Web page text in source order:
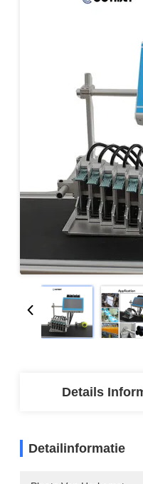
Details
Detailinformatie